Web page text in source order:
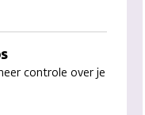
controle over je